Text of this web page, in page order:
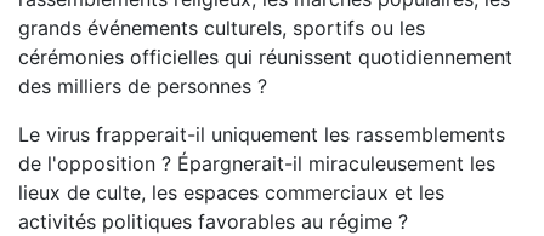
grands événements culturels, sportifs ou les
cérémonies officielles qui réunissent quotidiennement
des milliers de personnes ?
Le virus frapperait-il uniquement les rassemblements
de l'opposition ? Épargnerait-il miraculeusement les
lieux de culte, les espaces commerciaux et les
activités politiques favorables au régime ?